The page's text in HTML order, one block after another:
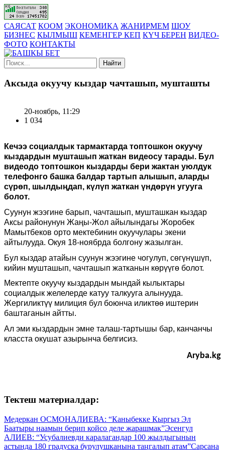
САЯСАТ КООМ ЭКОНОМИКА ЖАНИРМЕМ ШОУ
БИЗНЕС КЫЛМЫШ КЕМЕНГЕР КЕП КҮЧ БЕРЕН ВИДЕО-
ФОТО КОНТАКТЫ
Найти
Аксыда окуучу кыздар чачташып, мушташты
20-ноябрь, 11:29
1 034
Кечээ социалдык тармактарда топтошкон окуучу
кыздардын мушташып жаткан видеосу тарады. Бул
видеодо топтошкон кыздарды бери жактан уюлдук
телефонго башка балдар тартып алышып, аларды
сүрөп, шылдыңдап, күлүп жаткан үндөрүн угууга
болот.
Суунун жээгине барып, чачташып, мушташкан кыздар
Аксы районунун Жаңы-Жол айылындагы Жоробек
Мамытбеков орто мектебинин окуучулары экени
айтылууда. Окуя 18-ноябрда болгону жазылган.
Бул кыздар атайын суунун жээгине чогулуп, сөгүнүшүп,
кийин мушташып, чачташып жатканын көрүүгө болот.
Мектепте окуучу кыздардын мындай кылыктары
социалдык желелерде катуу талкууга алынууда.
Жергиликтүү милиция бул боюнча иликтөө иштерин
баштаганын айтты.
Ал эми кыздардын эмне талаш-тартышы бар, канчанчы
класста окушат азырынча белгисиз.
Aryba.kg
Тектеш материалдар:
Медеркан ОСМОНАЛИЕВА: “Каныбекке Кыргыз Эл
Баатыры наамын берип койсо деле жарашмак”Эсенгул
АЛИЕВ: “Усубалиевди каралагандар 100 жылдыгынын
астында 180 градуска бурулушканына таңгалып атам”Сарсана